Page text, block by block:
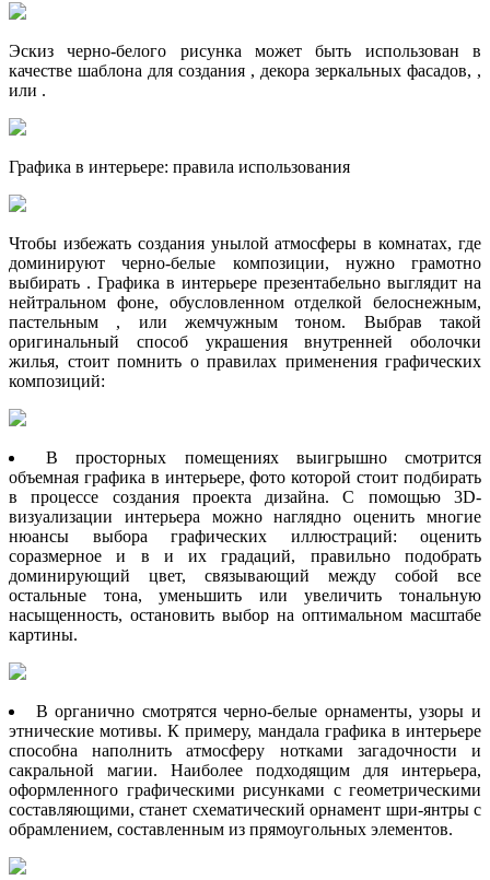
Эскиз черно-белого рисунка может быть использован в
качестве шаблона для создания , декора зеркальных фасадов, ,
или .
Графика в интерьере: правила использования
Чтобы избежать создания унылой атмосферы в комнатах, где
доминируют черно-белые композиции, нужно грамотно
выбирать . Графика в интерьере презентабельно выглядит на
нейтральном фоне, обусловленном отделкой белоснежным,
пастельным , или жемчужным тоном. Выбрав такой
оригинальный способ украшения внутренней оболочки
жилья, стоит помнить о правилах применения графических
композиций:
В просторных помещениях выигрышно смотрится
объемная графика в интерьере, фото которой стоит подбирать
в процессе создания проекта дизайна. С помощью 3D-
визуализации интерьера можно наглядно оценить многие
нюансы выбора графических иллюстраций: оценить
соразмерное и в и их градаций, правильно подобрать
доминирующий цвет, связывающий между собой все
остальные тона, уменьшить или увеличить тональную
насыщенность, остановить выбор на оптимальном масштабе
картины.
В органично смотрятся черно-белые орнаменты, узоры и
этнические мотивы. К примеру, мандала графика в интерьере
способна наполнить атмосферу нотками загадочности и
сакральной магии. Наиболее подходящим для интерьера,
оформленного графическими рисунками с геометрическими
составляющими, станет схематический орнамент шри-янтры с
обрамлением, составленным из прямоугольных элементов.